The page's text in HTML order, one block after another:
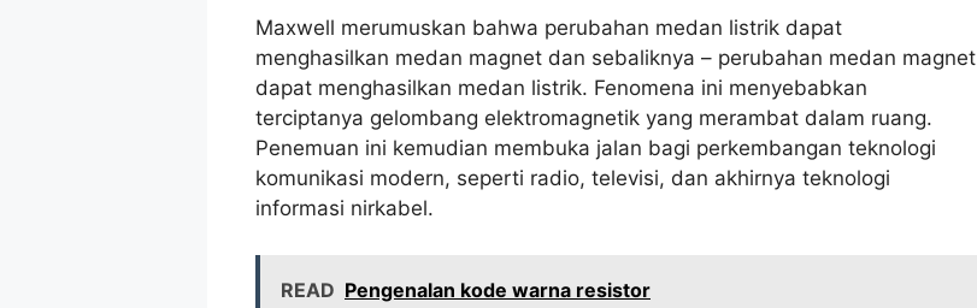
Maxwell merumuskan bahwa perubahan medan listrik dapat
menghasilkan medan magnet dan sebaliknya – perubahan medan magnet
dapat menghasilkan medan listrik. Fenomena ini menyebabkan
terciptanya gelombang elektromagnetik yang merambat dalam ruang.
Penemuan ini kemudian membuka jalan bagi perkembangan teknologi
komunikasi modern, seperti radio, televisi, dan akhirnya teknologi
informasi nirkabel.
READ Pengenalan kode warna resistor